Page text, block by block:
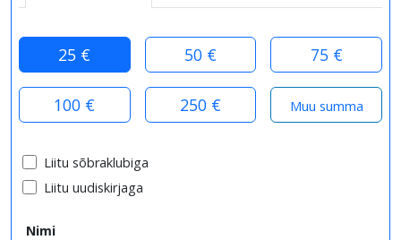
25 € 50 € 75 €
100 € 250 €
Liitu sõbraklubiga
Liitu uudiskirjaga
Nimi